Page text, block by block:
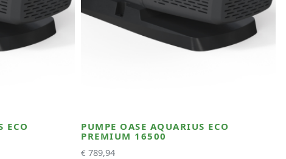
ECO
PUMPE OASE AQUARIUS ECO
PREMIUM 16500
€ 789,94